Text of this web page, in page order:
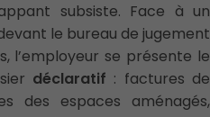
subsiste. Face à un
le bureau de jugement
l’employeur se présente le
déclaratif : factures de
des espaces aménagés,